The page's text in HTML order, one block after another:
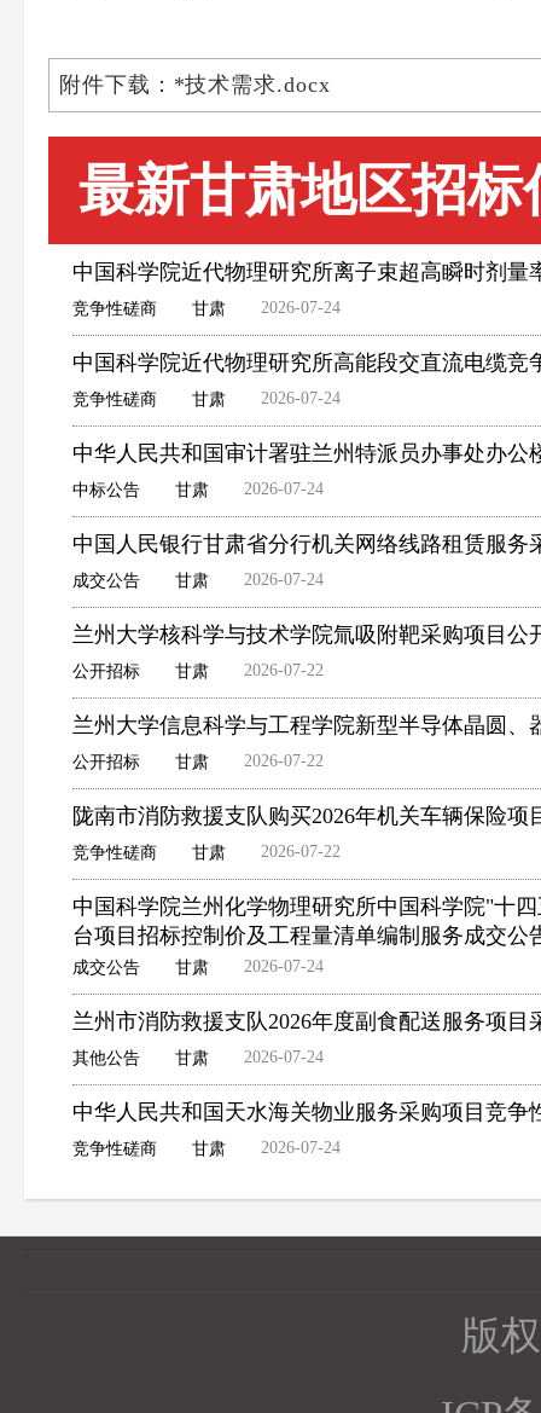
附件下载：*技术需求.docx
最新甘肃地区招标
中国科学院近代物理研究所离子束超高瞬时剂
竞争性磋商 甘肃 2026-07-24
中国科学院近代物理研究所高能段交直流电缆竞
竞争性磋商 甘肃 2026-07-24
中华人民共和国审计署驻兰州特派员办事处办公
中标公告 甘肃 2026-07-24
中国人民银行甘肃省分行机关网络线路租赁服务
成交公告 甘肃 2026-07-24
兰州大学核科学与技术学院氚吸附靶采购项目公
公开招标 甘肃 2026-07-22
兰州大学信息科学与工程学院新型半导体晶圆
公开招标 甘肃 2026-07-22
陇南市消防救援支队购买2026年机关车辆保险项
竞争性磋商 甘肃 2026-07-22
中国科学院兰州化学物理研究所中国科学院"十
台项目招标控制价及工程量清单编制服务成交公
成交公告 甘肃 2026-07-24
兰州市消防救援支队2026年度副食配送服务项
其他公告 甘肃 2026-07-24
中华人民共和国天水海关物业服务采购项目竞争
竞争性磋商 甘肃 2026-07-24
版